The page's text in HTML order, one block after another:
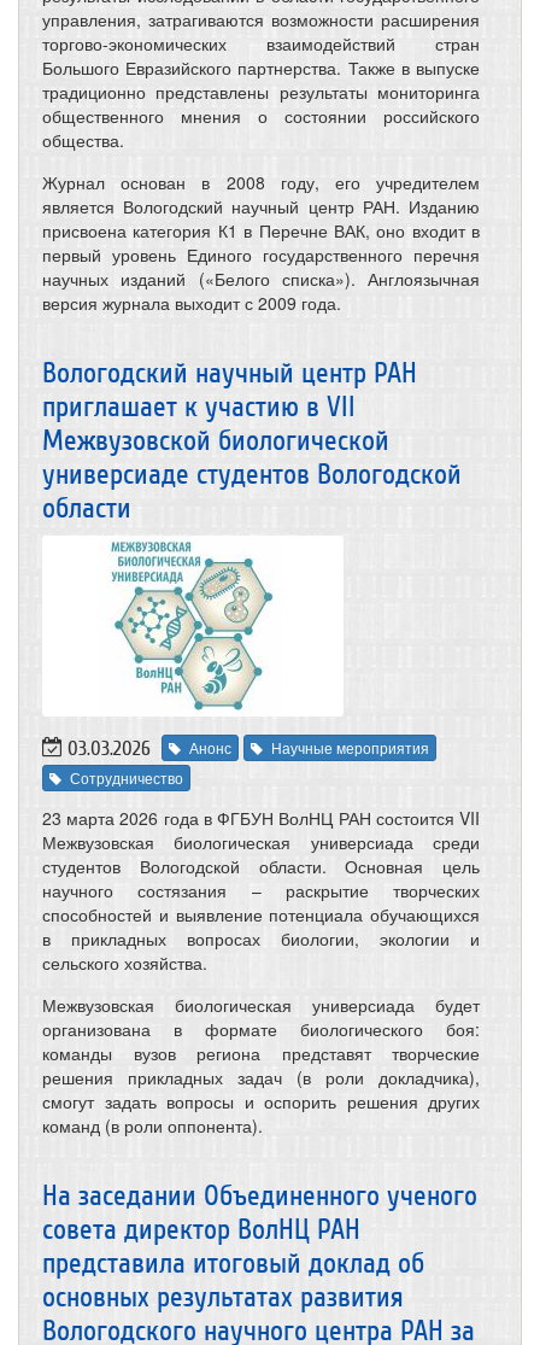
управления, затрагиваются возможности расширения
торгово-экономических взаимодействий стран
Большого Евразийского партнерства. Также в выпуске
традиционно представлены результаты мониторинга
общественного мнения о состоянии российского
общества.
Журнал основан в 2008 году, его учредителем
является Вологодский научный центр РАН. Изданию
присвоена категория К1 в Перечне ВАК, оно входит в
первый уровень Единого государственного перечня
научных изданий («Белого списка»). Англоязычная
версия журнала выходит с 2009 года.
Вологодский научный центр РАН
приглашает к участию в VII
Межвузовской биологической
универсиаде студентов Вологодской
области
03.03.2026 Анонс
Научные мероприятия
Сотрудничество
23 марта 2026 года в ФГБУН ВолНЦ РАН состоится VII
Межвузовская биологическая универсиада среди
студентов Вологодской области. Основная цель
научного состязания – раскрытие творческих
способностей и выявление потенциала обучающихся
в прикладных вопросах биологии, экологии и
сельского хозяйства.
Межвузовская биологическая универсиада будет
организована в формате биологического боя:
команды вузов региона представят творческие
решения прикладных задач (в роли докладчика),
смогут задать вопросы и оспорить решения других
команд (в роли оппонента).
На заседании Объединенного ученого
совета директор ВолНЦ РАН
представила итоговый доклад об
основных результатах развития
Вологодского научного центра РАН за